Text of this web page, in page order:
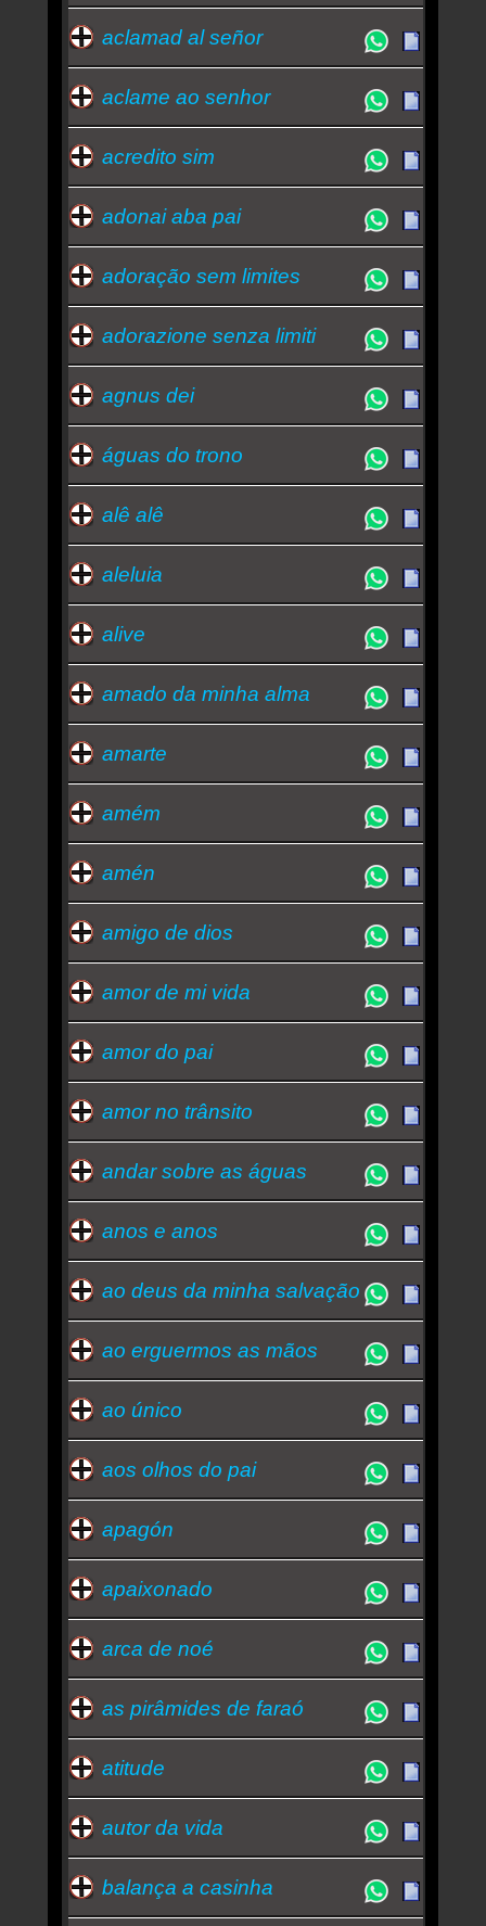
aclamad al señor
aclame ao senhor
acredito sim
adonai aba pai
adoração sem limites
adorazione senza limiti
agnus dei
águas do trono
alê alê
aleluia
alive
amado da minha alma
amarte
amém
amén
amigo de dios
amor de mi vida
amor do pai
amor no trânsito
andar sobre as águas
anos e anos
ao deus da minha salvação
ao erguermos as mãos
ao único
aos olhos do pai
apagón
apaixonado
arca de noé
as pirâmides de faraó
atitude
autor da vida
balança a casinha